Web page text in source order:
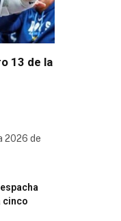
13 de la
2026 de
cinco